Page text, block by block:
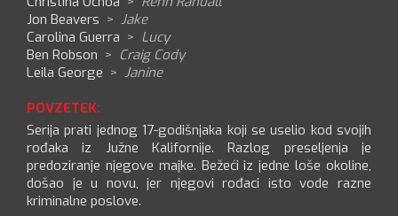
Jon Beavers > Jake
Carolina Guerra > Lucy
Ben Robson > Craig Cody
Leila George > Janine
POVZETEK:
Serija prati jednog 17-godišnjaka koji se uselio kod svojih
rođaka iz Južne Kalifornije. Razlog preseljenja je
predoziranje njegove majke. Bežeći iz jedne loše okoline,
došao je u novu, jer njegovi rođaci isto vode razne
kriminalne poslove.